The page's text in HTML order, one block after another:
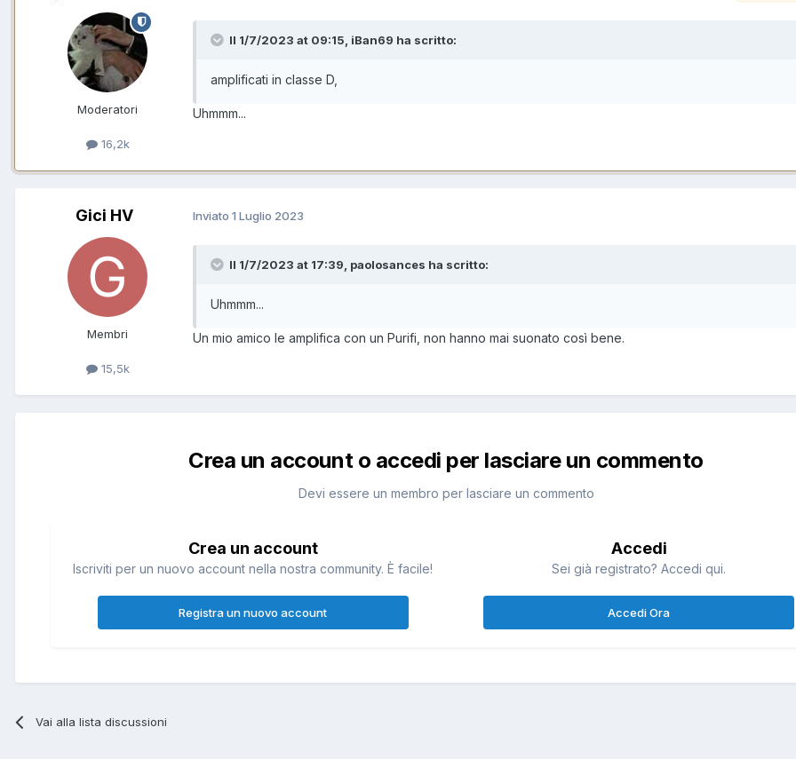
Moderatori
16,2k
Il 1/7/2023 at 09:15, iBan69 ha scritto:
amplificati in classe D,
Uhmmm...
Gici HV
Membri
15,5k
Inviato 1 Luglio 2023
Il 1/7/2023 at 17:39, paolosances ha scritto:
Uhmmm...
Un mio amico le amplifica con un Purifi, non hanno mai suonato così bene.
Crea un account o accedi per lasciare un commento
Devi essere un membro per lasciare un commento
Crea un account
Iscriviti per un nuovo account nella nostra community. È facile!
Registra un nuovo account
Accedi
Sei già registrato? Accedi qui.
Accedi Ora
Vai alla lista discussioni